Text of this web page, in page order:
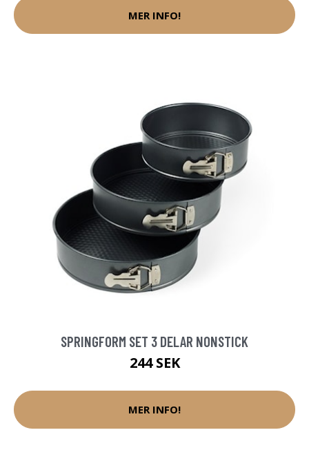
MER INFO!
SPRINGFORM SET 3 DELAR NONSTICK
244 SEK
MER INFO!